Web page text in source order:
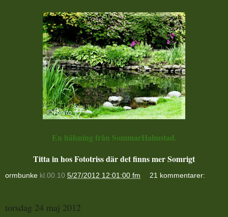
En hälsning från SommarHalmstad.
Titta in hos Fototriss där det finns mer Somrigt
ormbunke kl.00.10 5/27/2012 12:01:00 fm 21 kommentarer:
torsdag 24 maj 2012